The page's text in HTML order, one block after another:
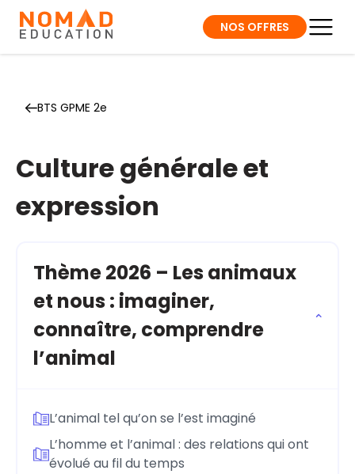
NOS OFFRES
BTS GPME 2e
Culture générale et
expression
Thème 2026 – Les animaux
et nous : imaginer,
connaître, comprendre
l’animal
L’animal tel qu’on se l’est imaginé
L’homme et l’animal : des relations qui ont
évolué au fil du temps